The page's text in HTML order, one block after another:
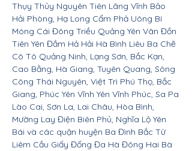
Thụy Thủy Nguyên Tiên Lãng Vĩnh Bảo
Hải Phòng, Hạ Long Cẩm Phả Uông Bí
Móng Cái Đông Triều Quảng Yên Vân Đồn
Tiên Yên Đầm Hả Hải Hà Bình Liêu Ba Chẽ
Cô Tô Quảng Ninh, Lạng Sơn, Bắc Kạn,
Cao Bằng, Hà Giang, Tuyên Quang, Sông
Công Thái Nguyên, Việt Trì Phú Thọ, Bắc
Giang, Phúc Yên Vĩnh Yên Vĩnh Phúc, Sa Pa
Lào Cai, Sơn La, Lai Châu, Hòa Bình,
Mường Lay Điện Biên Phủ, Nghĩa Lộ Yên
Bái và các quận huyện Ba Đình Bắc Từ
Liêm Cầu Giấy Đống Đa Hà Đông Hai Bà